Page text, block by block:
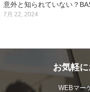
意外と知られていない？
7月 22, 2024
お気軽
WEBマー